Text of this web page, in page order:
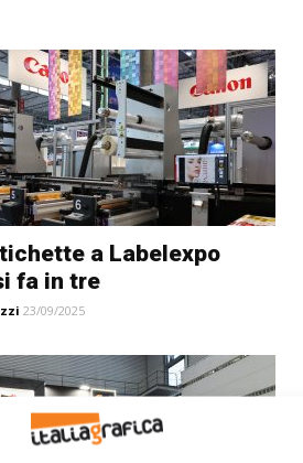
a Labelexpo
fa in tre
23/09/2025